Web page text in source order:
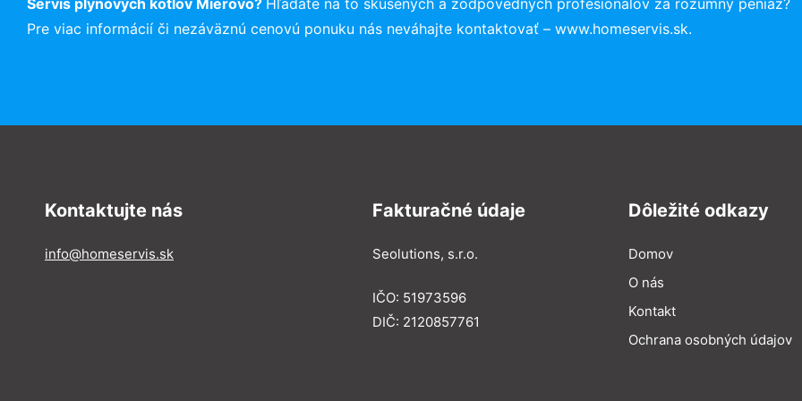
Pre viac informácií či nezáväznú cenovú ponuku nás neváhajte kontaktovať – www.homeservis.sk.
Kontaktujte nás
info@homeservis.sk
Fakturačné údaje
Seolutions, s.r.o.
IČO: 51973596
DIČ: 2120857761
Dôležité odkazy
Domov
O nás
Kontakt
Ochrana osobných údajov